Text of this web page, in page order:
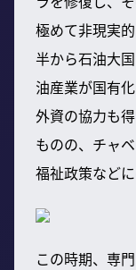
極めて非現実
半から石油大
油産業が国有
外資の協力も
ものの、チャ
福祉政策など
この時期、専